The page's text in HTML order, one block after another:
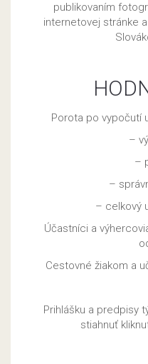
publikovaním
internetovej stránke
Porota po vypočutí
–
–
–
– celkový
Účastníci a
Cestovné žiakom a
Prihlášku a predpisy
stiahnuť